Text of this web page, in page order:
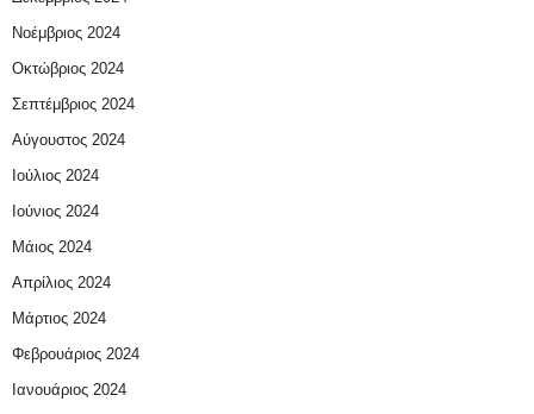
Νοέμβριος 2024
Οκτώβριος 2024
Σεπτέμβριος 2024
Αύγουστος 2024
Ιούλιος 2024
Ιούνιος 2024
Μάιος 2024
Απρίλιος 2024
Μάρτιος 2024
Φεβρουάριος 2024
Ιανουάριος 2024